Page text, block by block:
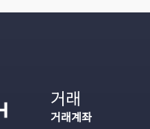
거래
거래계좌